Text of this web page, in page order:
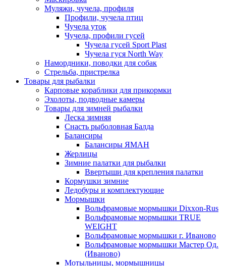
Муляжи, чучела, профиля
Профили, чучела птиц
Чучела уток
Чучела, профили гусей
Чучела гусей Sport Plast
Чучела гуся North Way
Намордники, поводки для собак
Стрельба, пристрелка
Товары для рыбалки
Карповые кораблики для прикормки
Эхолоты, подводные камеры
Товары для зимней рыбалки
Леска зимняя
Снасть рыболовная Балда
Балансиры
Балансиры ЯМАН
Жерлицы
Зимние палатки для рыбалки
Ввертыши для крепления палатки
Кормушки зимние
Ледобуры и комплектующие
Мормышки
Вольфрамовые мормышки Dixxon-Rus
Вольфрамовые мормышки TRUE
WEIGHT
Вольфрамовые мормышки г. Иваново
Вольфрамовые мормышки Мастер Од.
(Иваново)
Мотыльницы, мормышницы